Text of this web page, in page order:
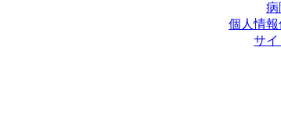
病
個人情
サ